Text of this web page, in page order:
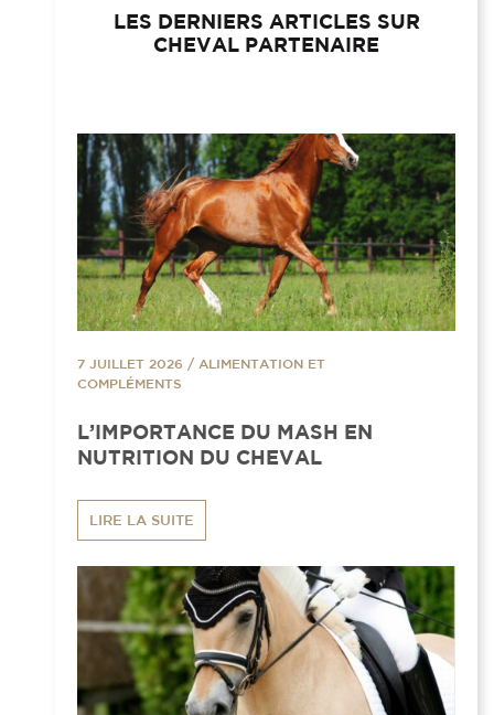
LES DERNIERS ARTICLES SUR
CHEVAL PARTENAIRE
7 JUILLET 2026 / ALIMENTATION ET
COMPLÉMENTS
L’IMPORTANCE DU MASH EN
NUTRITION DU CHEVAL
LIRE LA SUITE